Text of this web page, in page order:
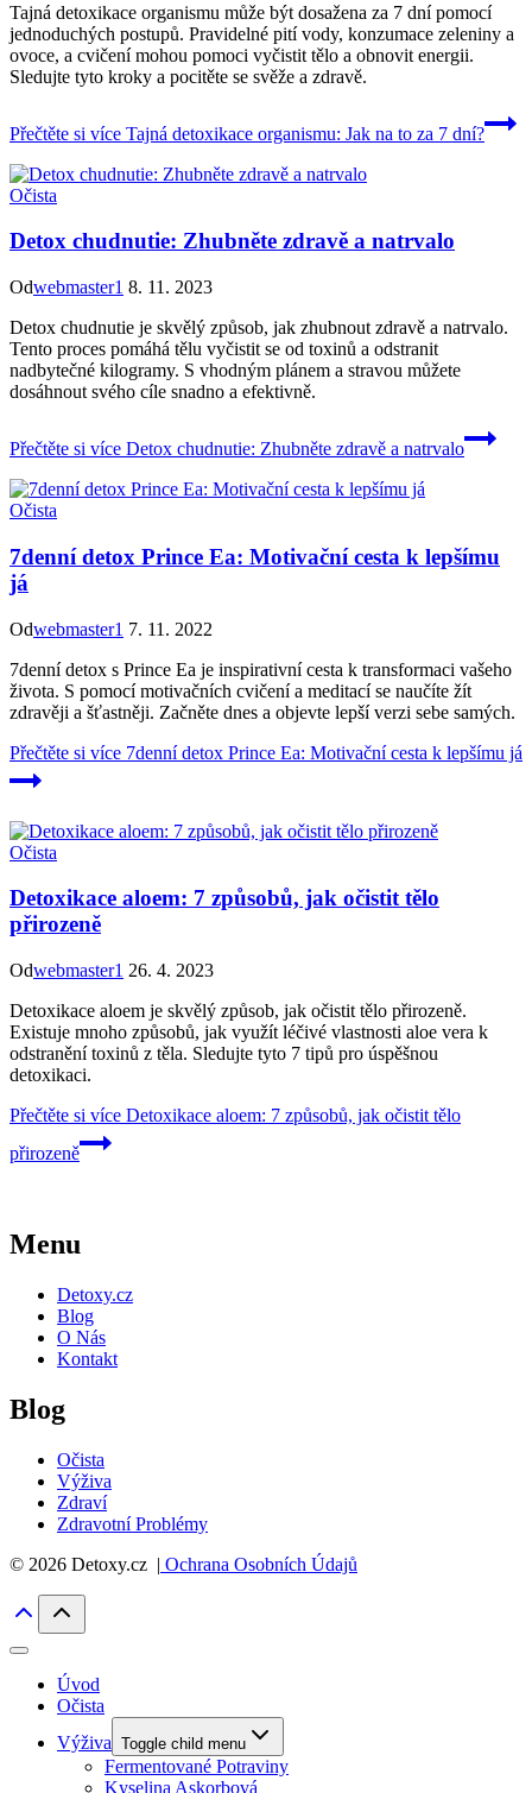
Tajná detoxikace organismu může být dosažena za 7 dní pomocí
jednoduchých postupů. Pravidelné pití vody, konzumace zeleniny a
ovoce, a cvičení mohou pomoci vyčistit tělo a obnovit energii.
Sledujte tyto kroky a pocitěte se svěže a zdravě.
Přečtěte si více Tajná detoxikace organismu: Jak na to za 7 dní?
Očista
Detox chudnutie: Zhubněte zdravě a natrvalo
Odwebmaster1 8. 11. 2023
Detox chudnutie je skvělý způsob, jak zhubnout zdravě a natrvalo.
Tento proces pomáhá tělu vyčistit se od toxinů a odstranit
nadbytečné kilogramy. S vhodným plánem a stravou můžete
dosáhnout svého cíle snadno a efektivně.
Přečtěte si více Detox chudnutie: Zhubněte zdravě a natrvalo
Očista
7denní detox Prince Ea: Motivační cesta k lepšímu
já
Odwebmaster1 7. 11. 2022
7denní detox s Prince Ea je inspirativní cesta k transformaci vašeho
života. S pomocí motivačních cvičení a meditací se naučíte žít
zdravěji a šťastněji. Začněte dnes a objevte lepší verzi sebe samých.
Přečtěte si více 7denní detox Prince Ea: Motivační cesta k lepšímu já
Očista
Detoxikace aloem: 7 způsobů, jak očistit tělo
přirozeně
Odwebmaster1 26. 4. 2023
Detoxikace aloem je skvělý způsob, jak očistit tělo přirozeně.
Existuje mnoho způsobů, jak využít léčivé vlastnosti aloe vera k
odstranění toxinů z těla. Sledujte tyto 7 tipů pro úspěšnou
detoxikaci.
Přečtěte si více Detoxikace aloem: 7 způsobů, jak očistit tělo
přirozeně
Menu
Detoxy.cz
Blog
O Nás
Kontakt
Blog
Očista
Výživa
Zdraví
Zdravotní Problémy
© 2026 Detoxy.cz | Ochrana Osobních Údajů
Úvod
Očista
Výživa Toggle child menu
Fermentované Potraviny
Kyselina Askorbová